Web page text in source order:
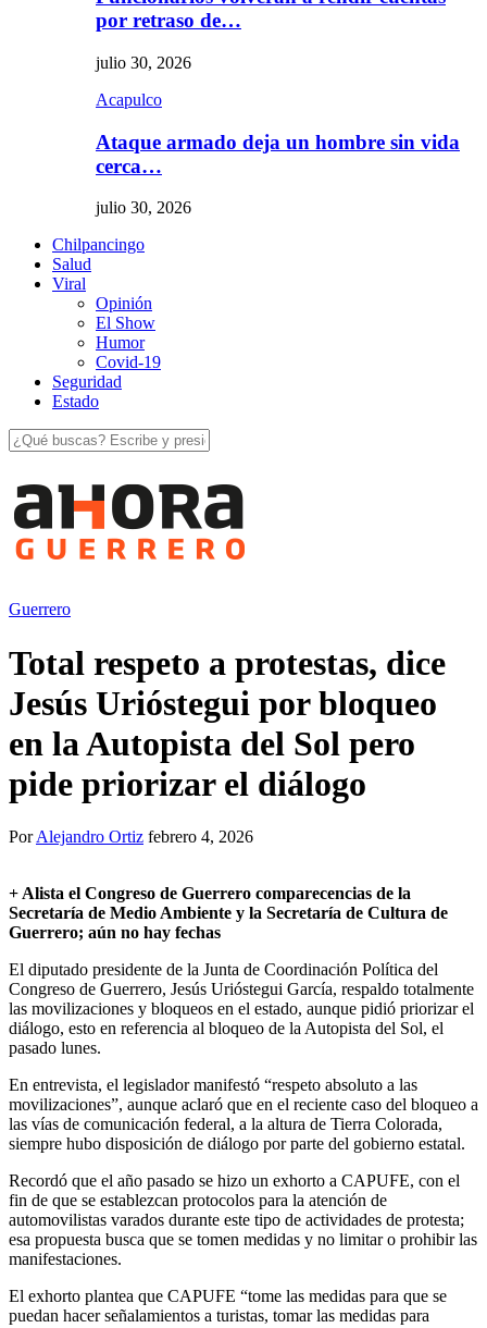
por retraso de…
julio 30, 2026
Acapulco
Ataque armado deja un hombre sin vida
cerca…
julio 30, 2026
Chilpancingo
Salud
Viral
Opinión
El Show
Humor
Covid-19
Seguridad
Estado
Guerrero
Total respeto a protestas, dice
Jesús Urióstegui por bloqueo
en la Autopista del Sol pero
pide priorizar el diálogo
PorAlejandro Ortiz febrero 4, 2026
+ Alista el Congreso de Guerrero comparecencias de la
Secretaría de Medio Ambiente y la Secretaría de Cultura de
Guerrero; aún no hay fechas
El diputado presidente de la Junta de Coordinación Política del
Congreso de Guerrero, Jesús Urióstegui García, respaldo totalmente
las movilizaciones y bloqueos en el estado, aunque pidió priorizar el
diálogo, esto en referencia al bloqueo de la Autopista del Sol, el
pasado lunes.
En entrevista, el legislador manifestó “respeto absoluto a las
movilizaciones”, aunque aclaró que en el reciente caso del bloqueo a
las vías de comunicación federal, a la altura de Tierra Colorada,
siempre hubo disposición de diálogo por parte del gobierno estatal.
Recordó que el año pasado se hizo un exhorto a CAPUFE, con el
fin de que se establezcan protocolos para la atención de
automovilistas varados durante este tipo de actividades de protesta;
esa propuesta busca que se tomen medidas y no limitar o prohibir las
manifestaciones.
El exhorto plantea que CAPUFE “tome las medidas para que se
puedan hacer señalamientos a turistas, tomar las medidas para